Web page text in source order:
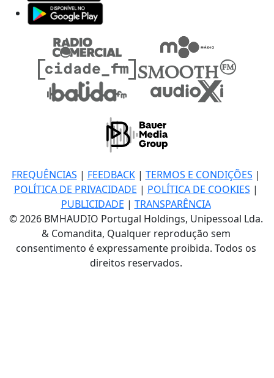
FREQUÊNCIAS | FEEDBACK| TERMOS E CONDIÇÕES |
POLÍTICA DE PRIVACIDADE | POLÍTICA DE COOKIES |
PUBLICIDADE | TRANSPARÊNCIA
© 2026 BMHAUDIO Portugal Holdings, Unipessoal Lda.
& Comandita, Qualquer reprodução sem
consentimento é expressamente proibida. Todos os
direitos reservados.